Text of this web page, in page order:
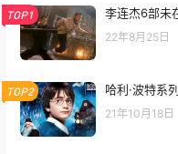
TOP1 李连杰6部未
22年8月25日
TOP2 哈利·波特系
21年10月18日